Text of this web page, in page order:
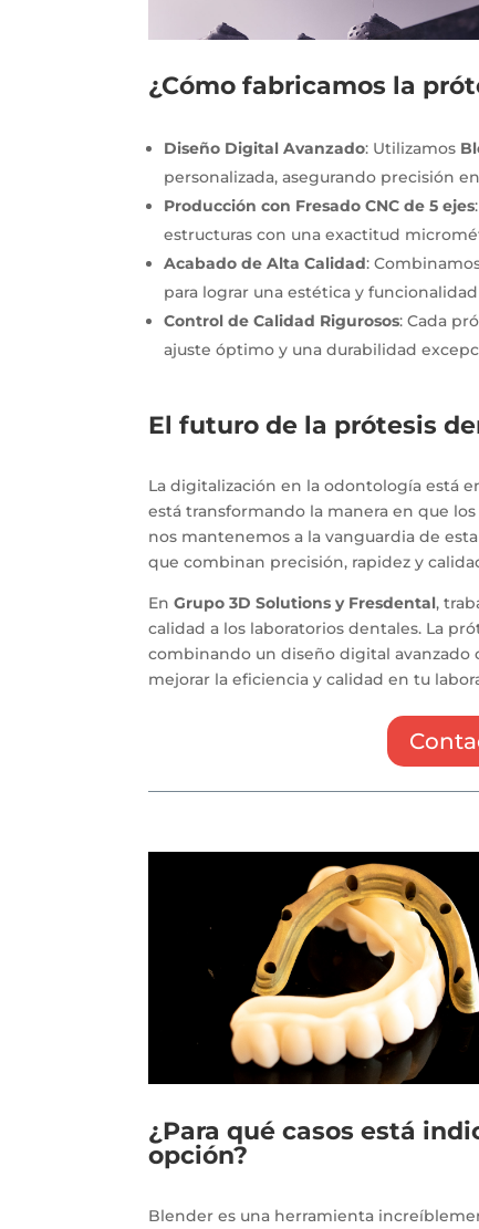
¿Cómo fabricamos la
Diseño Digital Avanzado: Utilizamos
personalizada, asegurando precisión
Producción con Fresado CNC de 5 ejes
estructuras con una exactitud
Acabado de Alta Calidad:
para lograr una estética y
Control de Calidad Rigurosos: Cada
ajuste óptimo y una durabilidad
El futuro de la prótesis
La digitalización en la odontología está
está transformando la manera en que
nos mantenemos a la vanguardia de
que combinan precisión, rapidez y
EnGrupo 3D Solutions y Fresdental,
calidad a los laboratorios dentales. La
combinando un diseño digital avanzado
mejorar la eficiencia y calidad en tu
¿Para qué casos está
opción?
Blender es una herramienta